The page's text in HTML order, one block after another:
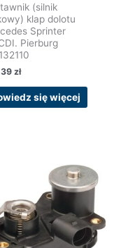
(silnik
klap dolotu
Sprinter
Pierburg
zł
się więcej